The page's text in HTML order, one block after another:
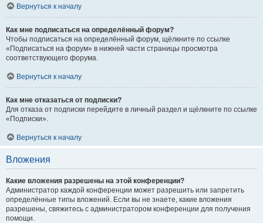
Вернуться к началу
Как мне подписаться на определённый форум?
Чтобы подписаться на определённый форум, щёлкните по ссылке
«Подписаться на форум» в нижней части страницы просмотра
соответствующего форума.
Вернуться к началу
Как мне отказаться от подписки?
Для отказа от подписки перейдите в личный раздел и щёлкните по ссылке
«Подписки».
Вернуться к началу
Вложения
Какие вложения разрешены на этой конференции?
Администратор каждой конференции может разрешить или запретить
определённые типы вложений. Если вы не знаете, какие вложения
разрешены, свяжитесь с администратором конференции для получения
помощи.